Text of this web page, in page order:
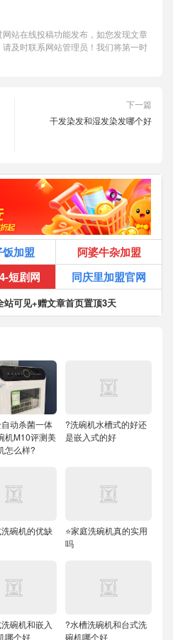
站在线投稿功能发布，如您发现文章
及时联系网站管理员！我们将第一时
下一篇
干发染发和湿发染发哪个好
加盟
阿婆牛杂加盟
短剧网 同庆里加盟官网
站可见+赠文章首页置顶3天
动杀菌一体
机M10评测美
怎么样?
?洗碗机水槽式的好还
是嵌入式的好
碗机的优缺
⭐家庭洗碗机真的实用
吗
碗机和嵌入
哪个好
?水槽洗碗机和台式洗
碗机哪个好